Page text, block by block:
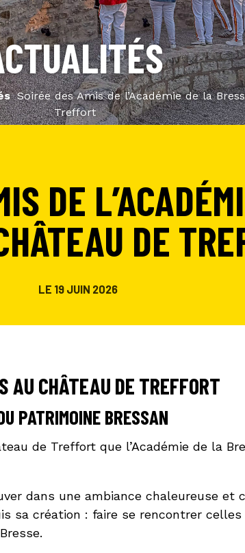
Soirée des Amis de l’Académie de la
Treffort
DE
DE
LE 19 JUIN 2026
AU CHÂTEAU DE TREFFORT
PATRIMOINE BRESSAN
de Treffort que l’Académie de la
dans une ambiance chaleureuse et
sa création : faire se rencontrer